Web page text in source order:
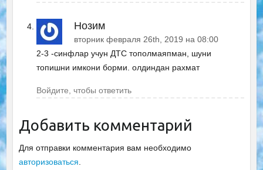
Нозим
вторник февраля 26th, 2019 на 08:00
2-3 -синфлар учун ДТС тополмаяпман, шуни
топишни имкони борми. олдиндан рахмат
Войдите, чтобы ответить
Добавить комментарий
Для отправки комментария вам необходимо
авторизоваться